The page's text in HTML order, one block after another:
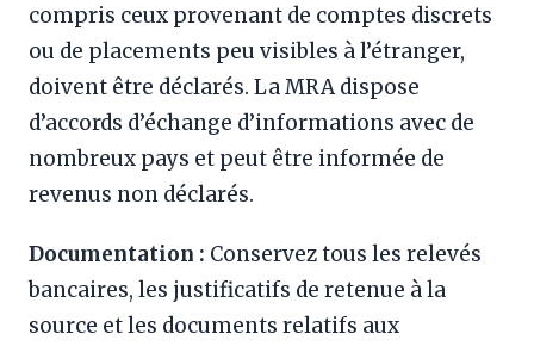
compris ceux provenant de comptes discrets
ou de placements peu visibles à l’étranger,
doivent être déclarés. La MRA dispose
d’accords d’échange d’informations avec de
nombreux pays et peut être informée de
revenus non déclarés.
Documentation : Conservez tous les relevés
bancaires, les justificatifs de retenue à la
source et les documents relatifs aux